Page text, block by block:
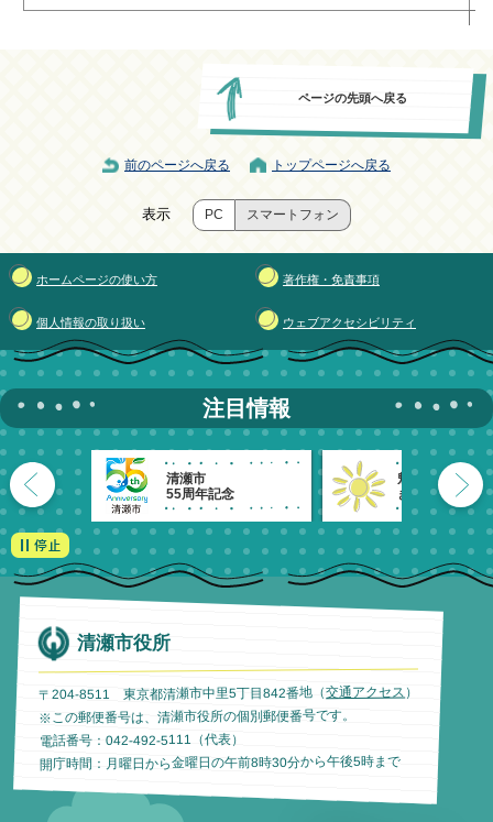
ページの先頭へ戻る
前のページへ戻る トップページへ戻る
表示 PC スマートフォン
ホームページの使い方 著作権・免責事項
個人情報の取り扱い ウェブアクセシビリティ
注目情報
清瀬市
55周年記念
魅力発信！
きよせのーと。
清瀬市役所
〒204-8511 東京都清瀬市中里5丁目842番地（交通アクセス ）
※この郵便番号は、清瀬市役所の個別郵便番号です。
電話番号：042-492-5111（代表）
開庁時間：月曜日から金曜日の午前8時30分から午後5時まで